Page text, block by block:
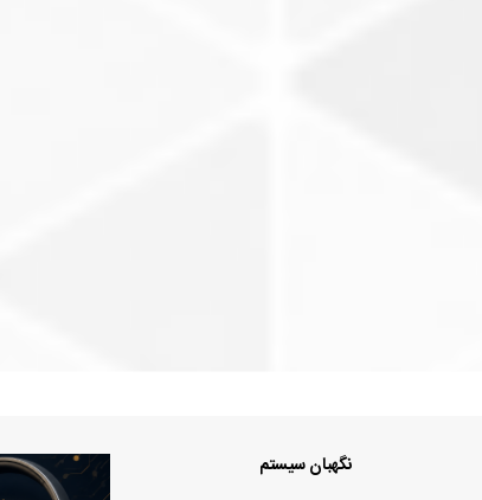
نگهبان سیستم